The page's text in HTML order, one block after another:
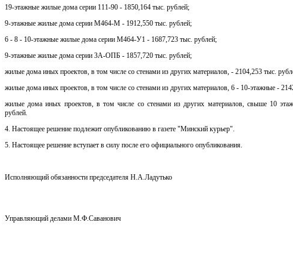
19-этажные жилые дома серии 111-90 - 1850,164 тыс. рублей;
9-этажные жилые дома серии М464-М - 1912,550 тыс. рублей;
6 - 8 - 10-этажные жилые дома серии М464-У1 - 1687,723 тыс. рублей;
9-этажные жилые дома серии 3А-ОПБ - 1857,720 тыс. рублей;
жилые дома иных проектов, в том числе со стенами из других материалов, - 2104,253 тыс.
жилые дома иных проектов, в том числе со стенами из других материалов, 6 - 10-этажные -
жилые дома иных проектов, в том числе со стенами из других материалов, свыше 10
рублей.
4. Настоящее решение подлежит опубликованию в газете "Минский курьер".
5. Настоящее решение вступает в силу после его официального опубликования.
Исполняющий обязанности председателя Н.А.Ладутько
Управляющий делами М.Ф.Саванович